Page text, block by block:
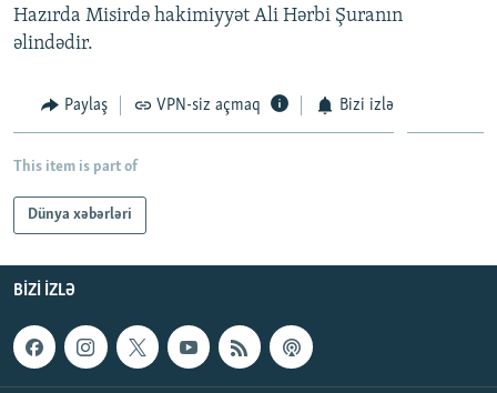
AZADLIQRADIOSU MOBIL TELEFONUNUZDA
XƏBƏR BÜLLETENLƏRIMIZ
RFE/RL-in bütün saytları
Hazırda Misirdə hakimiyyət Ali Hərbi Şuranın
əlindədir.
Paylaş VPN-siz açmaq Bizi izlə
This item is part of
Dünya xəbərləri
BIZI IZLƏ